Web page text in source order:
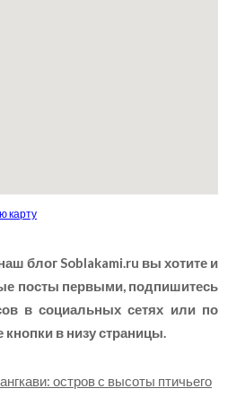
карту
блогSoblakami.ru вы хотите и
посты первыми, подпишитесь
в социальных сетях или по
в низу страницы.
остров с высоты птичьего